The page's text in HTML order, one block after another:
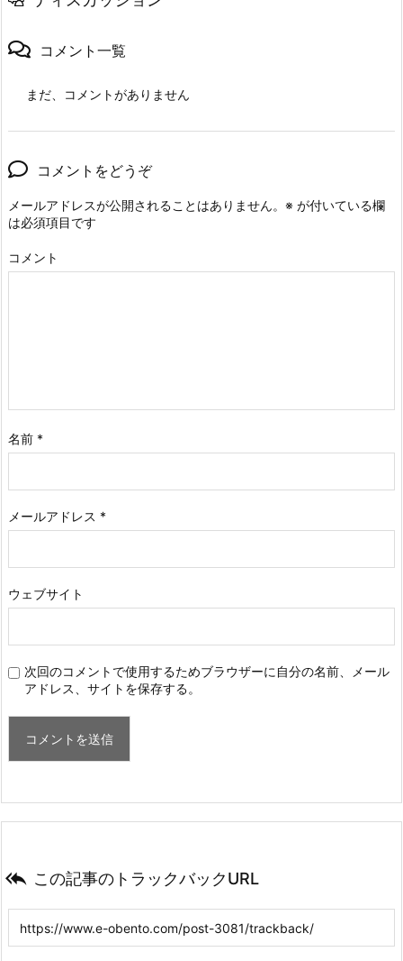
コメント一覧
まだ、コメントがありません
コメントをどうぞ
メールアドレスが公開されることはありません。 ※ が付いている欄
は必須項目です
コメント
名前 *
メールアドレス *
ウェブサイト
次回のコメントで使用するためブラウザーに自分の名前、メール
アドレス、サイトを保存する。
 この記事のトラックバックURL